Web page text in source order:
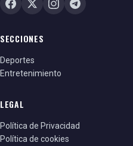
SECCIONES
Deportes
Entretenimiento
LEGAL
Política de Privacidad
Política de cookies